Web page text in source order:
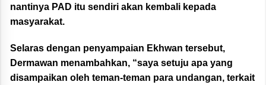
nantinya PAD itu sendiri akan kembali kepada
masyarakat.
Selaras dengan penyampaian Ekhwan tersebut,
Dermawan menambahkan, “saya setuju apa yang
disampaikan oleh teman-teman para undangan, terkait